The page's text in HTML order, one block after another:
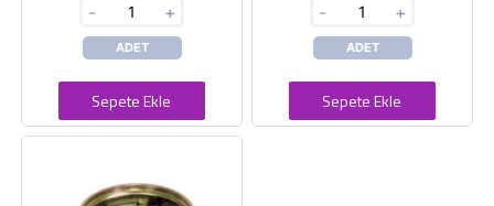
- +
ADET
Sepete Ekle
- +
ADET
Sepete Ekle